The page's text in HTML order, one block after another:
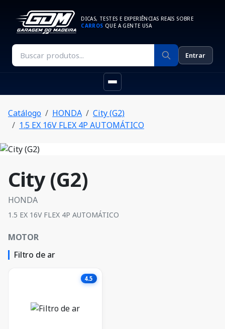
DICAS, TESTES E EXPERIÊNCIAS REAIS SOBRE
CARROS QUE A GENTE USA
Entrar
Catálogo HONDA
City (G2)
1.5 EX 16V FLEX 4P AUTOMÁTICO
City (G2)
HONDA
1.5 EX 16V FLEX 4P AUTOMÁTICO
MOTOR
Filtro de ar
4.5